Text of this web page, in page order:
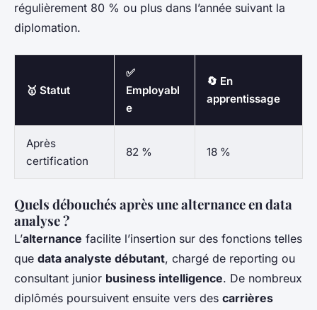
régulièrement 80 % ou plus dans l’année suivant la
diplomation.
🥇 Statut
✅
Employabl
e
🔄 En
apprentissage
Après
certification
82 % 18 %
Quels débouchés après une alternance en data
analyse ?
L’alternance facilite l’insertion sur des fonctions telles
que data analyste débutant, chargé de reporting ou
consultant junior business intelligence. De nombreux
diplômés poursuivent ensuite vers des carrières